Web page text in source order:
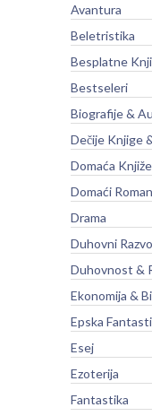
Avantura
Beletristika
Besplatne
Bestseleri
Biografije &
Dečije Knjige
Domaća
Domaći
Drama
Duhovni
Duhovnost &
Ekonomija &
Epska
Esej
Ezoterija
Fantastika